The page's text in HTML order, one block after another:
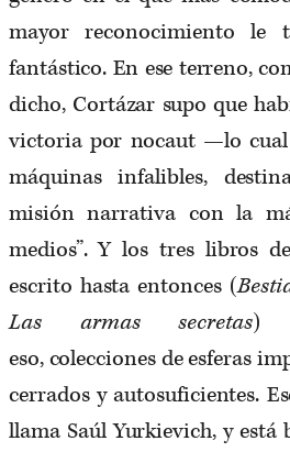
mayor reconocimiento le
fantástico. En ese terreno,
dicho, Cortázar supo que
victoria por nocaut —lo
máquinas infalibles,
misión narrativa con la
medios”. Y los tres libros
escrito hasta entonces (
Las armas secretas)
eso, colecciones de esferas
cerrados y autosuficientes.
llama Saúl Yurkievich, y está